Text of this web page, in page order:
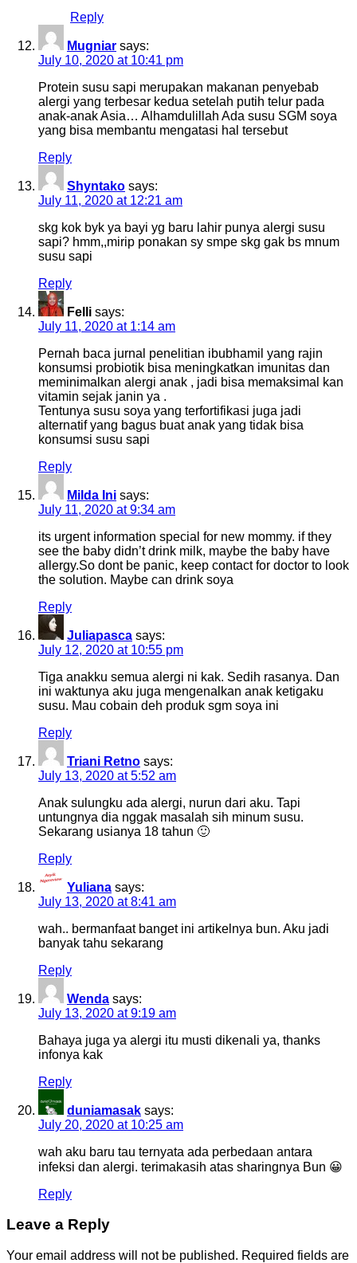
Reply
Mugniar says:
July 10, 2020 at 10:41 pm
Protein susu sapi merupakan makanan penyebab
alergi yang terbesar kedua setelah putih telur pada
anak-anak Asia… Alhamdulillah Ada susu SGM soya
yang bisa membantu mengatasi hal tersebut
Reply
Shyntako says:
July 11, 2020 at 12:21 am
skg kok byk ya bayi yg baru lahir punya alergi susu
sapi? hmm,,mirip ponakan sy smpe skg gak bs mnum
susu sapi
Reply
Felli says:
July 11, 2020 at 1:14 am
Pernah baca jurnal penelitian ibubhamil yang rajin
konsumsi probiotik bisa meningkatkan imunitas dan
meminimalkan alergi anak , jadi bisa memaksimal kan
vitamin sejak janin ya .
Tentunya susu soya yang terfortifikasi juga jadi
alternatif yang bagus buat anak yang tidak bisa
konsumsi susu sapi
Reply
Milda Ini says:
July 11, 2020 at 9:34 am
its urgent information special for new mommy. if they
see the baby didn’t drink milk, maybe the baby have
allergy.So dont be panic, keep contact for doctor to look
the solution. Maybe can drink soya
Reply
Juliapasca says:
July 12, 2020 at 10:55 pm
Tiga anakku semua alergi ni kak. Sedih rasanya. Dan
ini waktunya aku juga mengenalkan anak ketigaku
susu. Mau cobain deh produk sgm soya ini
Reply
Triani Retno says:
July 13, 2020 at 5:52 am
Anak sulungku ada alergi, nurun dari aku. Tapi
untungnya dia nggak masalah sih minum susu.
Sekarang usianya 18 tahun 🙂
Reply
Yuliana says:
July 13, 2020 at 8:41 am
wah.. bermanfaat banget ini artikelnya bun. Aku jadi
banyak tahu sekarang
Reply
Wenda says:
July 13, 2020 at 9:19 am
Bahaya juga ya alergi itu musti dikenali ya, thanks
infonya kak
Reply
duniamasak says:
July 20, 2020 at 10:25 am
wah aku baru tau ternyata ada perbedaan antara
infeksi dan alergi. terimakasih atas sharingnya Bun 😀
Reply
Leave a Reply
Your email address will not be published. Required fields are